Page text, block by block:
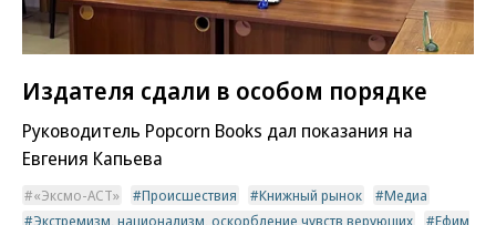
Издателя сдали в особом порядке
Руководитель Popcorn Books дал показания на
Евгения Капьева
«Эксмо-АСТ» Происшествия Книжный рынок
Медиа
Экстремизм, национализм, оскорбление чувств верующих
Ефим